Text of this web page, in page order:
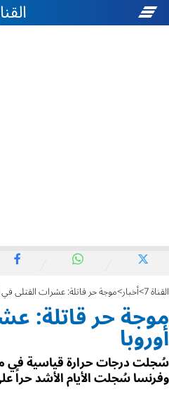
القناة 7 أخبار موجة حر قاتلة: عشرات القتلى في
موجة حر قاتلة:
أوروبا
سُجلت درجات حرارة قياسية في
وفرنسا سُجلت الأيام الأشد حراً